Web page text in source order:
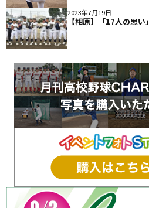
2023年7月19日
【相原】「17人の思い」